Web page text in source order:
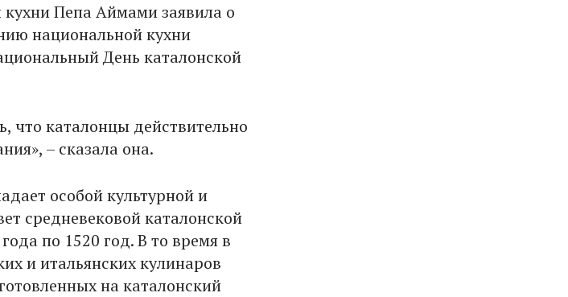
Пепа Аймами заявила о
национальной кухни
День каталонской
каталонцы действительно
– сказала она.
особой культурной и
средневековой каталонской
по 1520 год. В то время в
и итальянских кулинаров
на каталонский